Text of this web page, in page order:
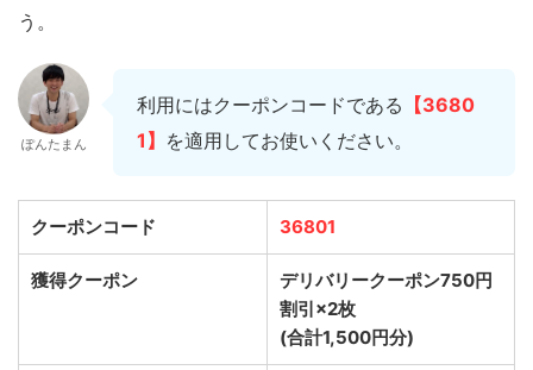
う。
ぽんたまん
利用にはクーポンコードである 【3680
1】 を適用してお使いください。
クーポンコード 36801
獲得クーポン
デリバリークーポン750円
割引×2枚
(合計1,500円分)